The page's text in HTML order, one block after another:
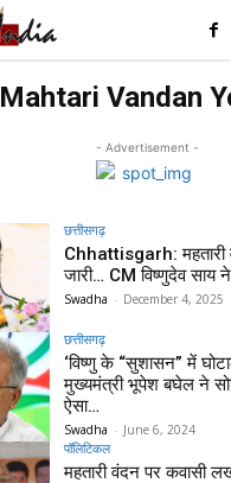
Mahtari Vandan
- Advertisement -
छत्तीसगढ़
Chhattisgarh: महतारी
जारी… CM विष्णुदेव साय
Swadha - December 4, 2025
छत्तीसगढ़
‘विष्णु के “सुशासन” में
मुख्यमंत्री भूपेश बघेल ने
ऐसा…
Swadha - June 6, 2024
पॉलिटिकल
महतारी वंदन पर कवासी